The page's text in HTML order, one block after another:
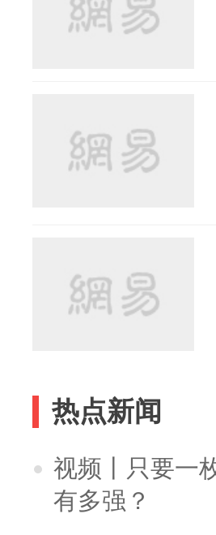
热点新闻
视频丨只要一
有多强？